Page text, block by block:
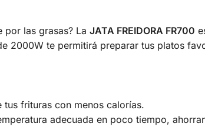
por las grasas? La JATA FREIDORA FR700
2000W te permitirá preparar tus platos
frituras con menos calorías.
adecuada en poco tiempo,